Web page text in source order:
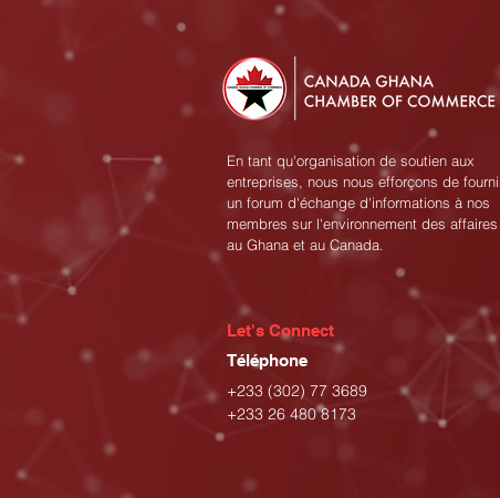
En tant qu'organisation de soutien aux
entreprises, nous nous efforçons de
un forum d'échange d'informations à nos
membres sur l'environnement des affaires
au Ghana et au Canada.
Let's Connect
Téléphone
+233 (302) 77 3689
+233 26 480 8173